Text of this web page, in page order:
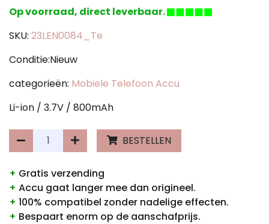
Op voorraad, direct leverbaar.
SKU: 23LEN0084_Te
Conditie:Nieuw
categorieën: Mobiele Telefoon Accu
Li-ion / 3.7V / 800mAh
BESTELLEN
+ Gratis verzending
+ Accu gaat langer mee dan origineel.
+ 100% compatibel zonder nadelige effecten.
+ Bespaart enorm op de aanschafprijs.